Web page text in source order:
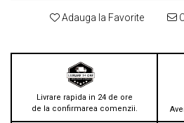
Adauga la Favorite
Livrare rapida in 24 de ore
de la confirmarea comenzii.